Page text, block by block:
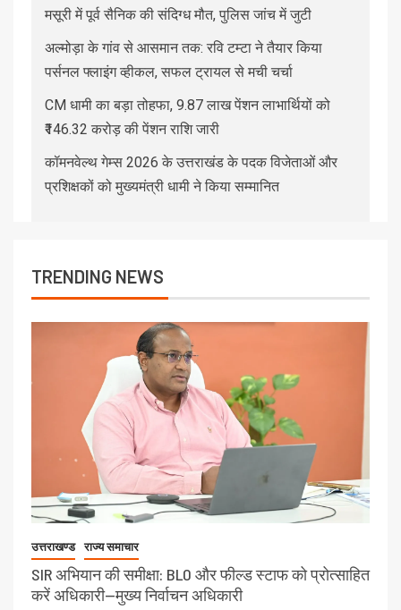
मसूरी में पूर्व सैनिक की संदिग्ध मौत, पुलिस जांच में जुटी
अल्मोड़ा के गांव से आसमान तक: रवि टम्टा ने तैयार किया
पर्सनल फ्लाइंग व्हीकल, सफल ट्रायल से मची चर्चा
CM धामी का बड़ा तोहफा, 9.87 लाख पेंशन लाभार्थियों को
₹146.32 करोड़ की पेंशन राशि जारी
कॉमनवेल्थ गेम्स 2026 के उत्तराखंड के पदक विजेताओं और
प्रशिक्षकों को मुख्यमंत्री धामी ने किया सम्मानित
TRENDING NEWS
उत्तराखण्ड राज्य समाचार
SIR अभियान की समीक्षा: BLO और फील्ड स्टाफ को प्रोत्साहित
करें अधिकारी—मुख्य निर्वाचन अधिकारी